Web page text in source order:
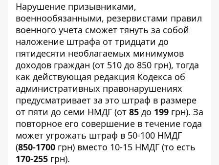
Нарушение призывниками,
военнообязанными, резервистами правил
военного учета сможет тянуть за собой
наложение штрафа от тридцати до
пятидесяти необлагаемых минимумов
доходов граждан (от 510 до 850 грн), тогда
как действующая редакция Кодекса об
административных правонарушениях
предусматривает за это штраф в размере
от пяти до семи НМДГ (от 85 до 199 грн). За
повторное его совершение в течение года
может угрожать штраф в 50-100 НМДГ
(850-1700 грн) вместо 10-15 НМДГ (то есть
170-255 грн).